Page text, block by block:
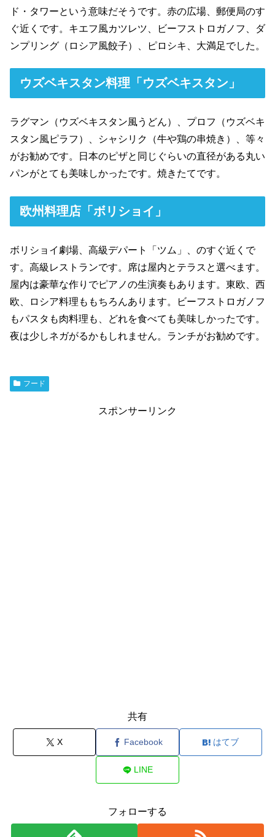
ド・タワーという意味だそうです。赤の広場、郵便局のす
ぐ近くです。キエフ風カツレツ、ビーフストロガノフ、ダ
ンプリング（ロシア風餃子）、ピロシキ、大満足でした。
ウズベキスタン料理「ウズベキスタン」
ラグマン（ウズベキスタン風うどん）、プロフ（ウズベキ
スタン風ピラフ）、シャシリク（牛や鶏の串焼き）、等々
がお勧めです。日本のピザと同じぐらいの直径がある丸い
パンがとても美味しかったです。焼きたてです。
欧州料理店「ボリショイ」
ボリショイ劇場、高級デパート「ツム」、のすぐ近くで
す。高級レストランです。席は屋内とテラスと選べます。
屋内は豪華な作りでピアノの生演奏もあります。東欧、西
欧、ロシア料理ももちろんあります。ビーフストロガノフ
もパスタも肉料理も、どれを食べても美味しかったです。
夜は少しネガがるかもしれません。ランチがお勧めです。
フード
スポンサーリンク
共有
X Facebook はてブ
LINE
フォローする